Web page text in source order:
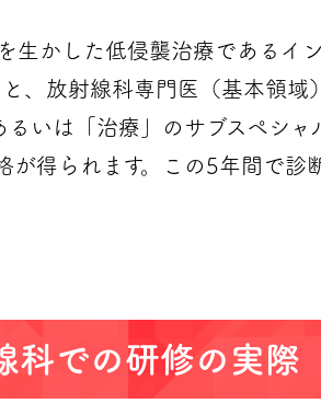
かした低侵襲治療であるイ
、放射線科専門医（基本領域
いは「治療」のサブスペシ
得られます。この5年間で
科での研修の実際